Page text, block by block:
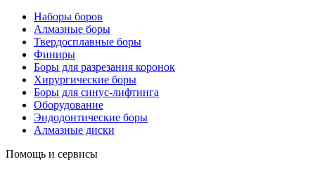
Наборы боров
Алмазные боры
Твердосплавные боры
Финиры
Боры для разрезания коронок
Хирургические боры
Боры для синус-лифтинга
Оборудование
Эндодонтические боры
Алмазные диски
Помощь и сервисы